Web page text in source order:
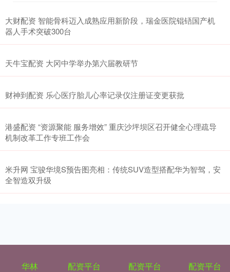
大财配资 智能骨科迈入成熟应用新阶段，瑞金医院锟铻国产机
器人手术突破300台
天牛宝配资 大冈中学举办第六届教研节
财神到配资 乐心医疗胎儿心率记录仪注册证变更获批
港盛配资 “资源聚能 服务增效” 重庆沙坪坝区召开健全心理疏导
机制改革工作专班工作会
米升网 宝骏华境S预告图亮相：传统SUV造型搭配华为智驾，安
全智造双升级
华林 配资平台 配资平台 配资平台